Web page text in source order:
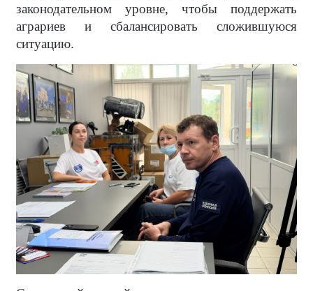
законодательном уровне, чтобы поддержать
аграриев и сбалансировать сложившуюся
ситуацию.